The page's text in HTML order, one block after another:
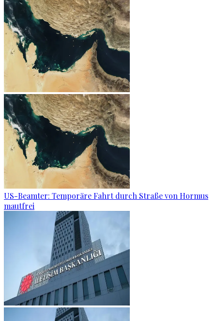
US-Beamter: Temporäre Fahrt durch Straße von Hormus
mautfrei